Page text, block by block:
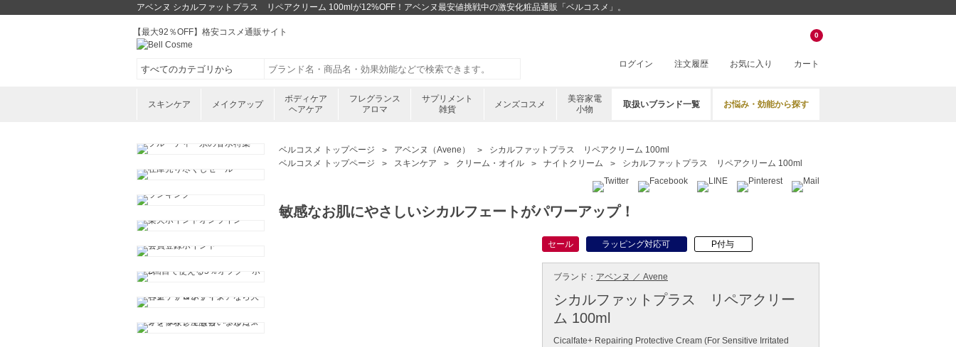
アベンヌ シカルファットプラス リペアクリーム 100mlが12%OFF！アベンヌ最安値挑戦中の激安化粧品通販「ベルコスメ」。
【最大92％OFF】格安コスメ通販サイト
ログイン 注文履歴 お気に入り カート
0
スキンケア メイクアップ
ボディケア
ヘアケア
フレグランス
アロマ
サプリメント
雑貨
メンズコスメ
美容家電
小物
取扱いブランド一覧 お悩み・効能から探す
ベルコスメ トップページ アベンヌ（Avene）
シカルファットプラス リペアクリーム 100ml
ベルコスメ トップページ
スキンケア クリーム・オイル ナイトクリーム シカルファットプラス リペアクリーム 100ml
敏感なお肌にやさしいシカルフェートがパワーアップ！
セール ラッピング対応可 P付与
ブランド： アベンヌ ／ Avene
シカルファットプラス リペアクリー
ム 100ml
Cicalfate+ Repairing Protective Cream (For Sensitive Irritated